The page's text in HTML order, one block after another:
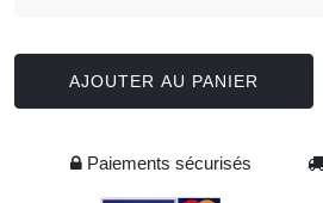
AJOUTER AU PANIER
Paiements sécurisés